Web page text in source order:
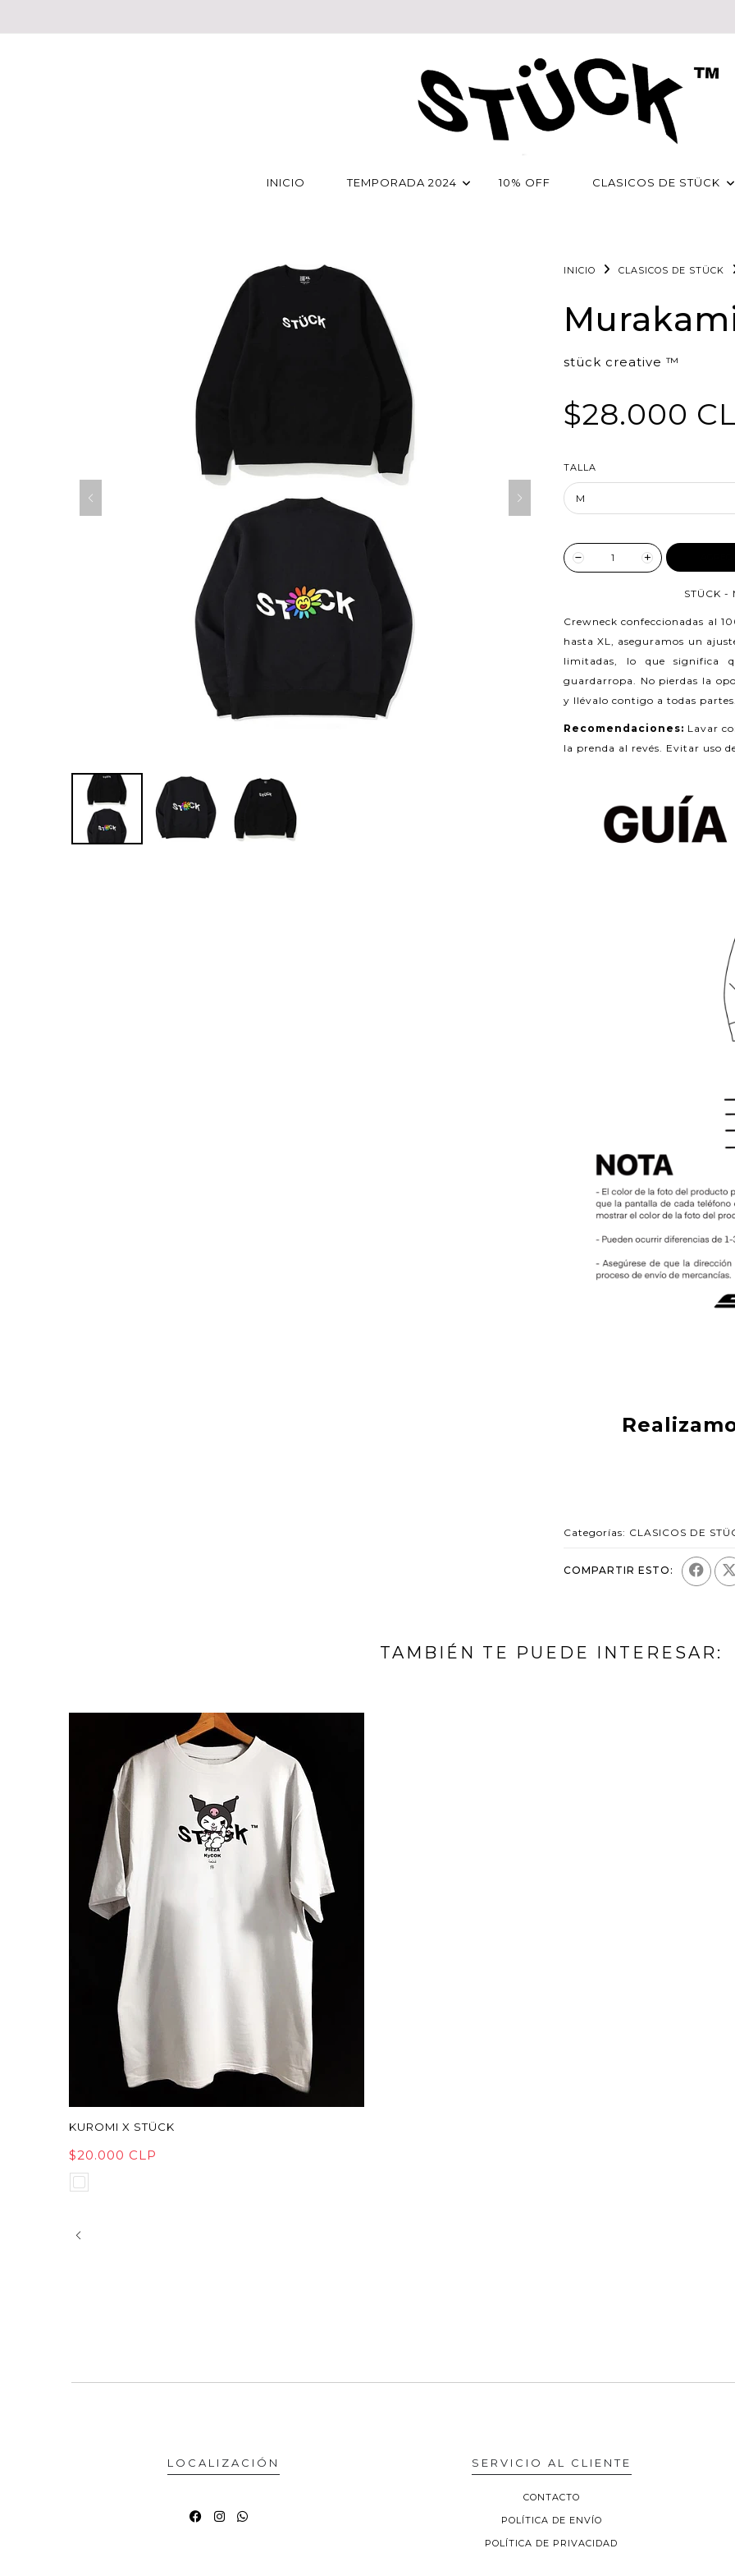
INICIO TEMPORADA 2024 10% OFF CLASICOS DE STÜCK
INICIO CLASICOS DE STÜCK
stück creative ™
$28.000
TALLA
STÜCK -
Crewneck confeccionadas al
hasta XL, aseguramos un
limitadas, lo que significa
guardarropa. No pierdas la
y llévalo contigo a todas partes.
Recomendaciones: Lavar
la prenda al revés. Evitar uso
Categorías: CLASICOS DE
COMPARTIR ESTO:
TAMBIÉN TE PUEDE INTERESAR:
KUROMI X STÜCK
$20.000 CLP
LOCALIZACIÓN SERVICIO AL CLIENTE
CONTACTO
POLÍTICA DE ENVÍO
POLÍTICA DE PRIVACIDAD